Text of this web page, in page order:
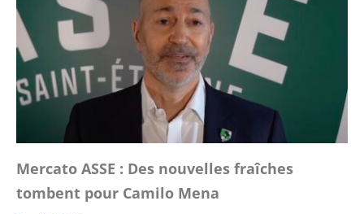
Mercato ASSE : Des nouvelles fraîches
tombent pour Camilo Mena